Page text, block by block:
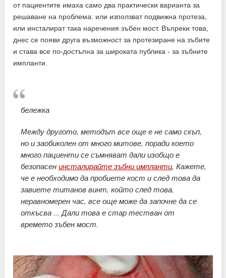
от пациентите имаха само два практически варианта за
решаване на проблема: или използват подвижна протеза,
или инсталират така наречения зъбен мост. Въпреки това,
днес се появи друга възможност за протезиране на зъбите
и става все по-достъпна за широката публика - за зъбните
импланти.
бележка
Между другото, методът все още е не само скъп,
но и заобиколен от много митове, поради което
много пациенти се съмняват дали изобщо е
безопасенинсталирайте зъбни импланти, Кажете,
че е необходимо да пробиете кост и след това да
завиете титанов винт, който след това,
неравномерен час, все още може да започне да се
откъсва ... Дали това е стар тестван от
времето зъбен мост.